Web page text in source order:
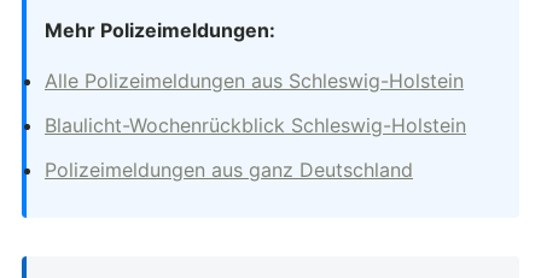
Mehr Polizeimeldungen:
Alle Polizeimeldungen aus Schleswig-Holstein
Blaulicht-Wochenrückblick Schleswig-Holstein
Polizeimeldungen aus ganz Deutschland